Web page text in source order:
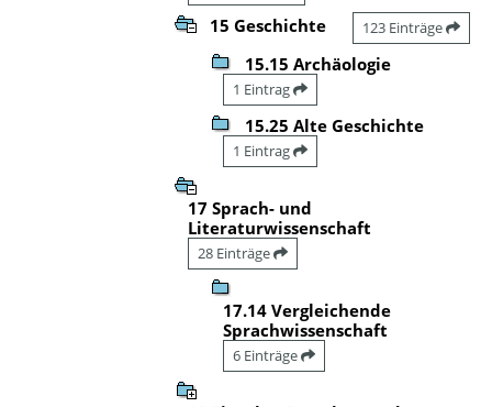
15 Geschichte 123 Einträge
15.15 Archäologie
1 Eintrag
15.25 Alte Geschichte
1 Eintrag
17 Sprach- und
Literaturwissenschaft
28 Einträge
17.14 Vergleichende
Sprachwissenschaft
6 Einträge